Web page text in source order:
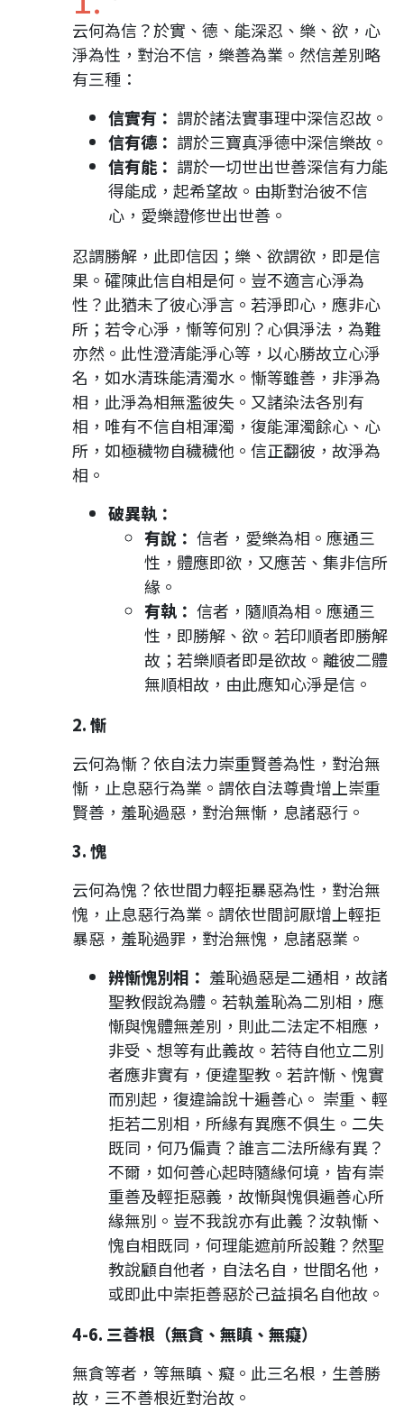
云何為信？於實、德、能深忍、樂、欲，心
淨為性，對治不信，樂善為業。然信差別略
有三種：
信實有： 謂於諸法實事理中深信忍故。
信有德： 謂於三寶真淨德中深信樂故。
信有能： 謂於一切世出世善深信有力能
得能成，起希望故。由斯對治彼不信
心，愛樂證修世出世善。
忍謂勝解，此即信因；樂、欲謂欲，即是信
果。礭陳此信自相是何。豈不適言心淨為
性？此猶未了彼心淨言。若淨即心，應非心
所；若令心淨，慚等何別？心俱淨法，為難
亦然。此性澄清能淨心等，以心勝故立心淨
名，如水清珠能清濁水。慚等雖善，非淨為
相，此淨為相無濫彼失。又諸染法各別有
相，唯有不信自相渾濁，復能渾濁餘心、心
所，如極穢物自穢穢他。信正翻彼，故淨為
相。
破異執：
有說： 信者，愛樂為相。應通三
性，體應即欲，又應苦、集非信所
緣。
有執： 信者，隨順為相。應通三
性，即勝解、欲。若印順者即勝解
故；若樂順者即是欲故。離彼二體
無順相故，由此應知心淨是信。
2. 慚
云何為慚？依自法力崇重賢善為性，對治無
慚，止息惡行為業。謂依自法尊貴增上崇重
賢善，羞恥過惡，對治無慚，息諸惡行。
3. 愧
云何為愧？依世間力輕拒暴惡為性，對治無
愧，止息惡行為業。謂依世間訶厭增上輕拒
暴惡，羞恥過罪，對治無愧，息諸惡業。
辨慚愧別相： 羞恥過惡是二通相，故諸
聖教假說為體。若執羞恥為二別相，應
慚與愧體無差別，則此二法定不相應，
非受、想等有此義故。若待自他立二別
者應非實有，便違聖教。若許慚、愧實
而別起，復違論說十遍善心。 崇重、輕
拒若二別相，所緣有異應不俱生。二失
既同，何乃偏責？誰言二法所緣有異？
不爾，如何善心起時隨緣何境，皆有崇
重善及輕拒惡義，故慚與愧俱遍善心所
緣無別。豈不我說亦有此義？汝執慚、
愧自相既同，何理能遮前所設難？然聖
教說顧自他者，自法名自，世間名他，
或即此中崇拒善惡於己益損名自他故。
4-6. 三善根（無貪、無瞋、無癡）
無貪等者，等無瞋、癡。此三名根，生善勝
故，三不善根近對治故。